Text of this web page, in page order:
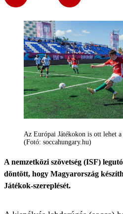
Az Európai Játékokon is ott lehet a
(Fotó: soccahungary.hu)
A nemzetközi szövetség (ISF)
döntött, hogy Magyarország
Játékok-szereplését.